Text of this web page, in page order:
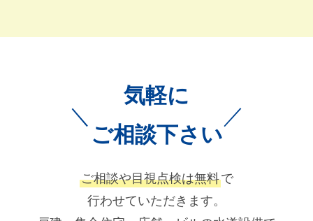
＼
気軽に
ご相談下さい
／
ご相談や目視点検は無料で
行わせていただきます。